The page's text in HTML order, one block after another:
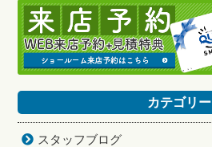
カテゴリー
スタッフブログ